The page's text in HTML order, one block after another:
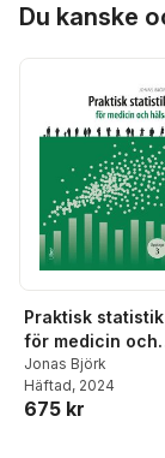
Du kanske
Praktisk statistik
för medicin och
hälsa
Jonas Björk
Häftad, 2024
675 kr